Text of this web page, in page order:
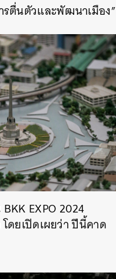
รตื่นตัวและพัฒนาเมือง”
EXPO 2024
ดยเปิดเผยว่า ปีนี้คาด